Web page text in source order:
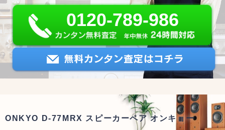
0120-789-986
ONKYO D-77MRX スピーカーペア オンキョー